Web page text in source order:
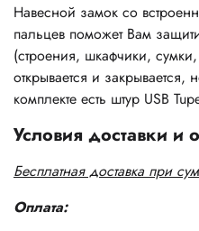
Навесной замок со
пальцев поможет Вам
(строения, шкафчики,
открывается и закрывается,
комплекте есть штур USB
Условия доставки и
Бесплатная доставка при
Оплата: